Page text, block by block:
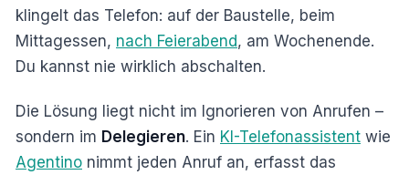
klingelt das Telefon: auf der Baustelle, beim
Mittagessen, nach Feierabend, am Wochenende.
Du kannst nie wirklich abschalten.
Die Lösung liegt nicht im Ignorieren von Anrufen –
sondern im Delegieren. Ein KI-Telefonassistent wie
Agentino nimmt jeden Anruf an, erfasst das